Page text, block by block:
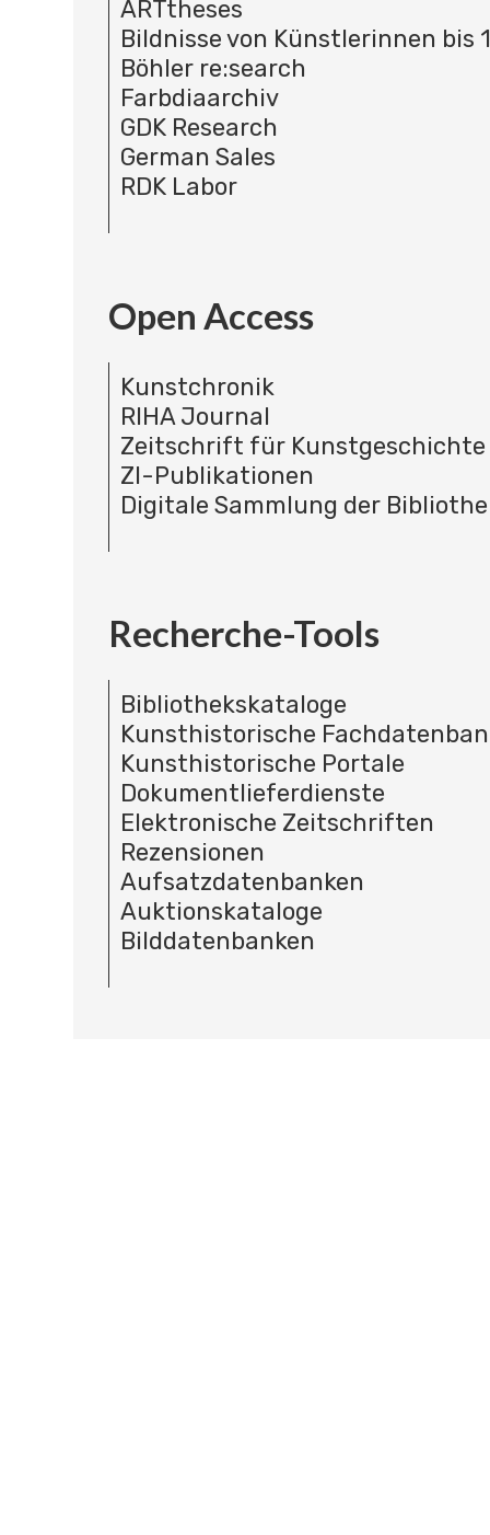
ARTtheses
Bildnisse von Künstlerinnen bis
Böhler re:search
Farbdiaarchiv
GDK Research
German Sales
RDK Labor
Open Access
Kunstchronik
RIHA Journal
Zeitschrift für Kunstgeschichte
ZI-Publikationen
Digitale Sammlung der
Recherche-Tools
Bibliothekskataloge
Kunsthistorische
Kunsthistorische Portale
Dokumentlieferdienste
Elektronische Zeitschriften
Rezensionen
Aufsatzdatenbanken
Auktionskataloge
Bilddatenbanken